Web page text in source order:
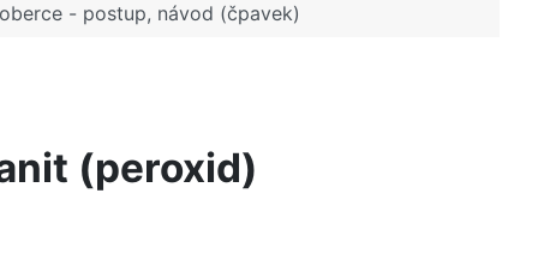
- postup, návod (čpavek)
(peroxid)